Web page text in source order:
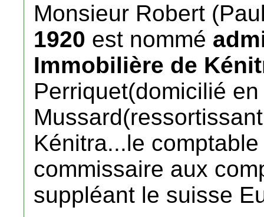
Monsieur Robert
1920 est nommé
Immobilière de
Perriquet(domicilié
Kénitra...le
commissaire aux
suppléant le suisse